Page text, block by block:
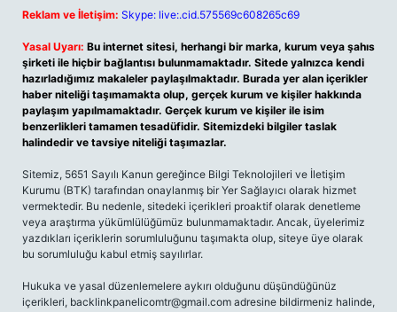
Reklam ve İletişim: Skype: live:.cid.575569c608265c69
Yasal Uyarı: Bu internet sitesi, herhangi bir marka, kurum veya şahıs
şirketi ile hiçbir bağlantısı bulunmamaktadır. Sitede yalnızca kendi
hazırladığımız makaleler paylaşılmaktadır. Burada yer alan içerikler
haber niteliği taşımamakta olup, gerçek kurum ve kişiler hakkında
paylaşım yapılmamaktadır. Gerçek kurum ve kişiler ile isim
benzerlikleri tamamen tesadüfidir. Sitemizdeki bilgiler taslak
halindedir ve tavsiye niteliği taşımazlar.
Sitemiz, 5651 Sayılı Kanun gereğince Bilgi Teknolojileri ve İletişim
Kurumu (BTK) tarafından onaylanmış bir Yer Sağlayıcı olarak hizmet
vermektedir. Bu nedenle, sitedeki içerikleri proaktif olarak denetleme
veya araştırma yükümlülüğümüz bulunmamaktadır. Ancak, üyelerimiz
yazdıkları içeriklerin sorumluluğunu taşımakta olup, siteye üye olarak
bu sorumluluğu kabul etmiş sayılırlar.
Hukuka ve yasal düzenlemelere aykırı olduğunu düşündüğünüz
içerikleri, backlinkpanelicomtr@gmail.com adresine bildirmeniz halinde,